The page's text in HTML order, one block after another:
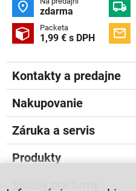
 zdarma 
 Packeta
1,99 € s DPH 
Kontakty a predajne
Nakupovanie
Záruka a servis
Produkty
Služby pre firmy